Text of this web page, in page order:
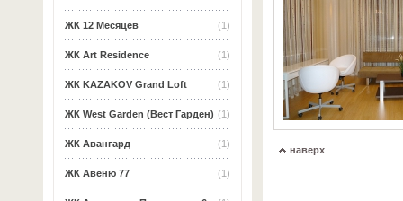
(1)
ЖК 12 Месяцев
(1)
ЖК Art Residence
(1)
ЖК KAZAKOV Grand Loft
(1)
ЖК West Garden (Вест Гарден)
(1)
ЖК Авангард
(1)
ЖК Авеню 77
наверх